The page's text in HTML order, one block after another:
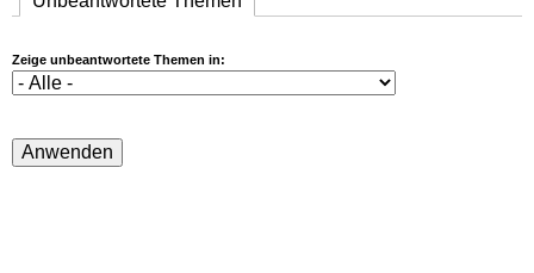
Zeige unbeantwortete Themen in: